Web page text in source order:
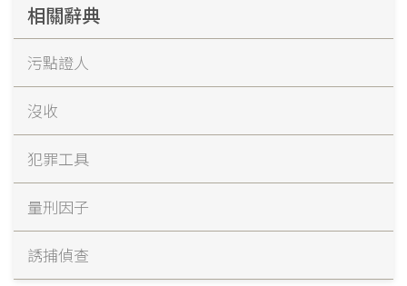
相關辭典
污點證人
沒收
犯罪工具
量刑因子
誘捕偵查